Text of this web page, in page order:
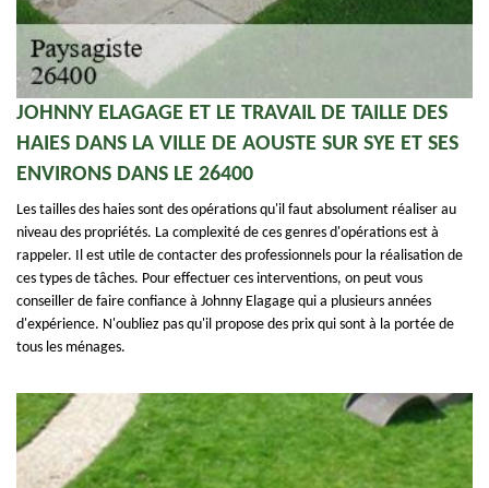
JOHNNY ELAGAGE ET LE TRAVAIL DE TAILLE DES
HAIES DANS LA VILLE DE AOUSTE SUR SYE ET SES
ENVIRONS DANS LE 26400
Les tailles des haies sont des opérations qu'il faut absolument réaliser au
niveau des propriétés. La complexité de ces genres d'opérations est à
rappeler. Il est utile de contacter des professionnels pour la réalisation de
ces types de tâches. Pour effectuer ces interventions, on peut vous
conseiller de faire confiance à Johnny Elagage qui a plusieurs années
d'expérience. N'oubliez pas qu'il propose des prix qui sont à la portée de
tous les ménages.